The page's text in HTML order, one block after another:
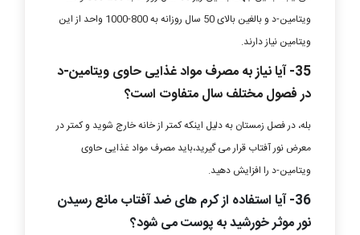
ویتامین-د و بالغین بالای 50 سال روزانه به 800-1000 واحد از این
ویتامین نیاز دارند.
35- آیا نیاز به مصرف مواد غذایی حاوی ویتامین-د
در فصول مختلف سال متفاوت است؟
بله، در فصل زمستان به دلیل اینکه کمتر از خانه خارج شوید و کمتر در
معرض نور آفتاب قرار می گیرید،باید مصرف مواد غذایی حاوی
ویتامین-د را افزایش دهید.
36- آیا استفاده از کرم های ضد آفتاب مانع رسیدن
نور موثر خورشید به پوست می شود؟